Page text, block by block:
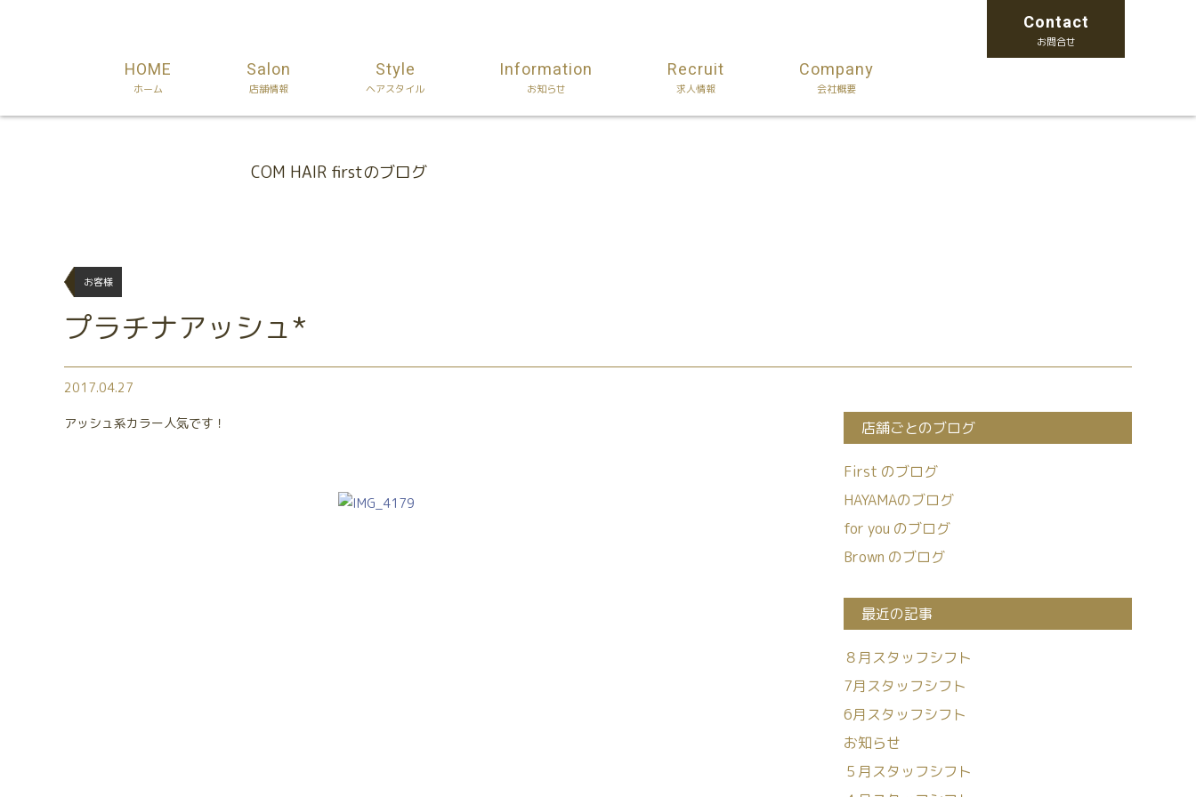
Contact
お問合せ
HOME
ホーム
Salon
店舗情報
Style
ヘアスタイル
Information
お知らせ
Recruit
求人情報
Company
会社概要
COM HAIR firstのブログ
お客様
プラチナアッシュ*
2017.04.27
アッシュ系カラー人気です！ 店舗ごとのブログ
First のブログ
HAYAMAのブログ
for you のブログ
Brown のブログ
最近の記事
８月スタッフシフト
7月スタッフシフト
6月スタッフシフト
お知らせ
５月スタッフシフト